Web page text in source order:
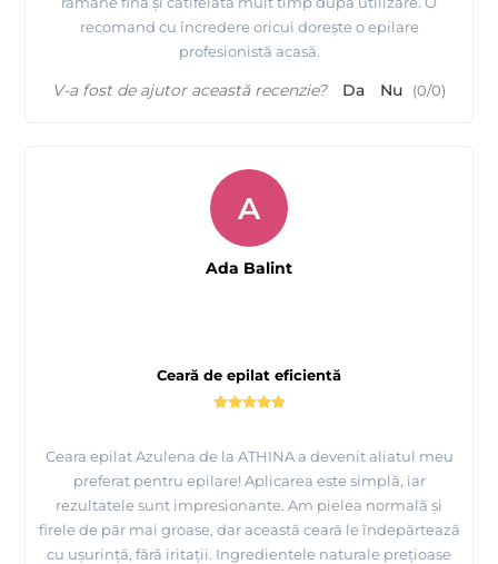
recomand cu încredere oricui dorește o epilare
profesionistă acasă.
V-a fost de ajutor această recenzie? Da Nu (0/0)
Ceară de epilat eficientă
Ceara epilat Azulena de la ATHINA a devenit aliatul meu
preferat pentru epilare! Aplicarea este simplă, iar
rezultatele sunt impresionante. Am pielea normală și
firele de păr mai groase, dar această ceară le îndepărtează
cu ușurință, fără iritații. Ingredientele naturale prețioase
A
Ada Balint